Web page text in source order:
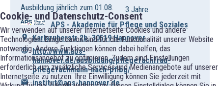
Cookie- und Datenschutz-Consent
Wir verwenden auf unserer Internetseite Cookies und andere
Technologien. Einige davon sind für die Funktionalität unserer Website
notwendig. Andere Funktionen können dabei helfen, das
Informationsangebot zu optimieren. Zudem sind Einstellungen
erforderlich, um zusätzliche Services und Medienangebote auf unserer
Internetseite zu nutzen. Ihre Einwilligung können Sie jederzeit mit
Ausbildung jährlich zum 01.08.
3 Jahre
APS - Akademie für Pflege und Soziales
Karlsruherstr 2b, 30519 Hannover
http://www.aps-
hannover.de/ausbildung/pflegefachfrau-
pflegefachmann-nach-pflbg/
institut@aps-hannover.de